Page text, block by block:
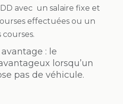
avec un salaire fixe et
effectuées ou un
: le
lorsqu’un
pas de véhicule.